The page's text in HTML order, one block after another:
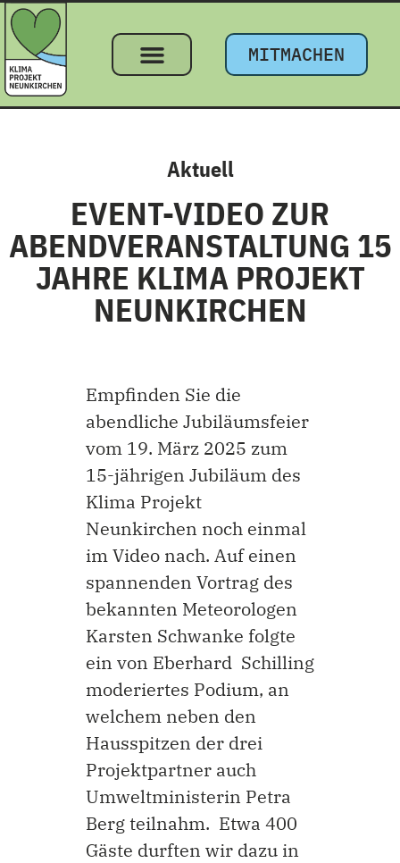
MITMACHEN
Aktuell
EVENT-VIDEO ZUR
ABENDVERANSTALTUNG 15
JAHRE KLIMA PROJEKT
NEUNKIRCHEN
Empfinden Sie die
abendliche Jubiläumsfeier
vom 19. März 2025 zum
15-jährigen Jubiläum des
Klima Projekt
Neunkirchen noch einmal
im Video nach. Auf einen
spannenden Vortrag des
bekannten Meteorologen
Karsten Schwanke folgte
ein von Eberhard Schilling
moderiertes Podium, an
welchem neben den
Hausspitzen der drei
Projektpartner auch
Umweltministerin Petra
Berg teilnahm. Etwa 400
Gäste durften wir dazu in